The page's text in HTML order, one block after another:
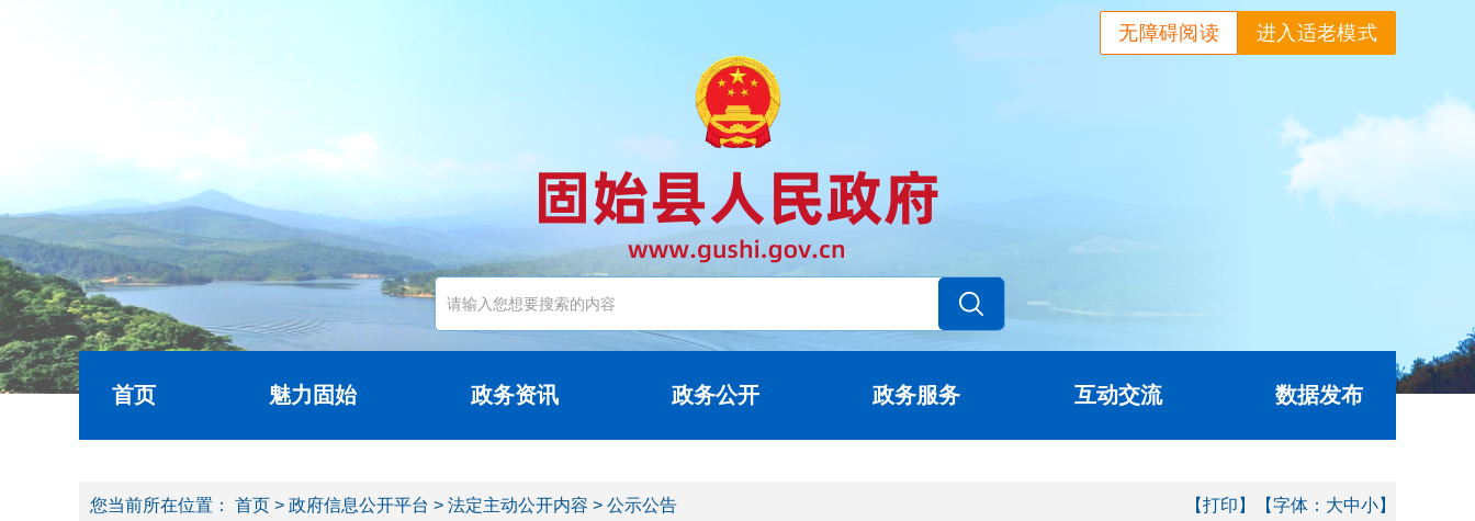
进入适老模式
无障碍阅读
首页 魅力固始 政务资讯 政务公开 政务服务 互动交流 数据发布
您当前所在位置： 首页 > 政府信息公开平台 > 法定主动公开内容 > 公示公告 【打印】 【字体： 大中小】